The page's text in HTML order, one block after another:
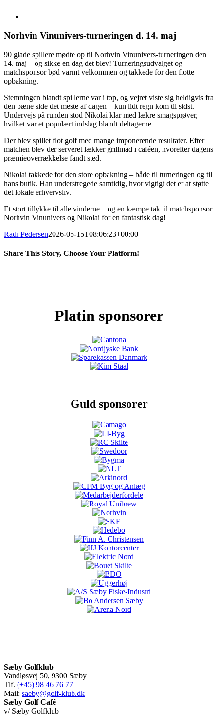
billede
Norhvin Vinunivers-turneringen d. 14. maj
90 glade spillere mødte op til Norhvin Vinunivers-turneringen den
14. maj – og sikke en dag det blev! Turneringsudvalget og
matchsponsor bød varmt velkommen og takkede for den flotte
opbakning.
Stemningen blandt spillerne var i top, og vejret viste sig heldigvis fra
den pæne side det meste af dagen – kun lidt regn kom til sidst.
Undervejs på runden stod Nikolai klar med lækre smagsprøver,
hvilket var et populært indslag blandt deltagerne.
Der blev spillet flot golf med mange imponerende resultater. Efter
matchen blev der serveret lækker grillmad i caféen, hvorefter dagens
præmieoverrækkelse fandt sted.
Nikolai takkede for den store opbakning – både til turneringen og til
hans butik. Han understregede samtidig, hvor vigtigt det er at støtte
det lokale erhvervsliv.
Et stort tillykke til alle vinderne – og en kæmpe tak til matchsponsor
Norhvin Vinunivers og Nikolai for en fantastisk dag!
Radi Pedersen2026-05-15T08:06:23+00:00
Share This Story, Choose Your Platform!
Platin sponsorer
Guld sponsorer
Sæby Golfklub
Vandløsvej 50, 9300 Sæby
Tlf. (+45) 98 46 76 77
Mail: saeby@golf-klub.dk
Sæby Golf Café
v/ Sæby Golfklub